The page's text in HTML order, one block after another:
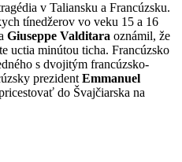
v Taliansku a Francúzsku.
tínedžerov vo veku 15 a 16
Giuseppe Valditara oznámil, že
uctia minútou ticha. Francúzsko
s dvojitým francúzsko-
prezident Emmanuel
do Švajčiarska na